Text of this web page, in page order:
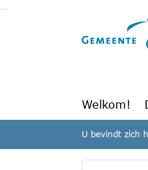
Ga naar de inhoud van
Welkom!
U bevindt zich